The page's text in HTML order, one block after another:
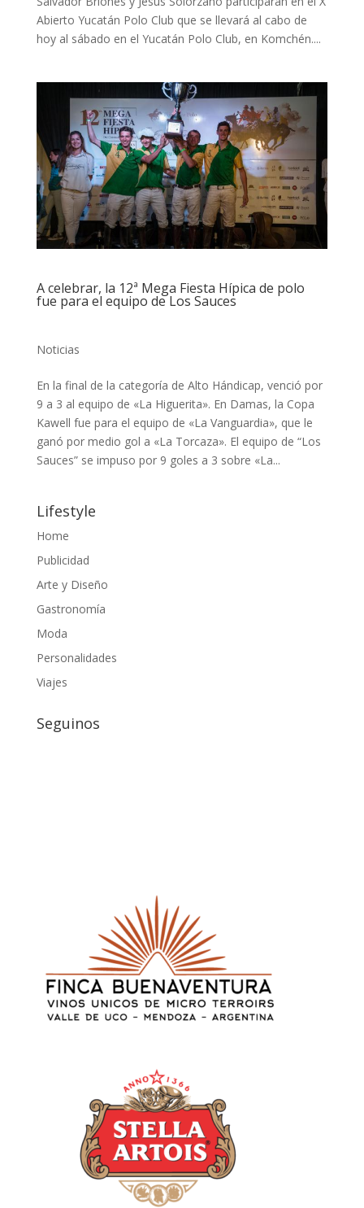
Abierto Yucatán Polo Club que se llevará al cabo de
hoy al sábado en el Yucatán Polo Club, en Komchén....
A celebrar, la 12ª Mega Fiesta Hípica de polo
fue para el equipo de Los Sauces
Noticias
En la final de la categoría de Alto Hándicap, venció por
9 a 3 al equipo de «La Higuerita». En Damas, la Copa
Kawell fue para el equipo de «La Vanguardia», que le
ganó por medio gol a «La Torcaza». El equipo de “Los
Sauces” se impuso por 9 goles a 3 sobre «La...
Lifestyle
Home
Publicidad
Arte y Diseño
Gastronomía
Moda
Personalidades
Viajes
Seguinos